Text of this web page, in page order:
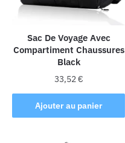
choisies
la
page
du
produit
Sac De Voyage Avec
Compartiment Chaussures
Black
33,52€
Ajouter au panier